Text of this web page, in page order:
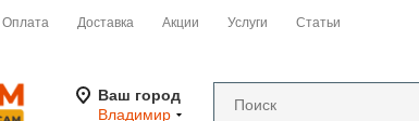
Оплата Доставка Акции Услуги Статьи
Ваш город
Владимир